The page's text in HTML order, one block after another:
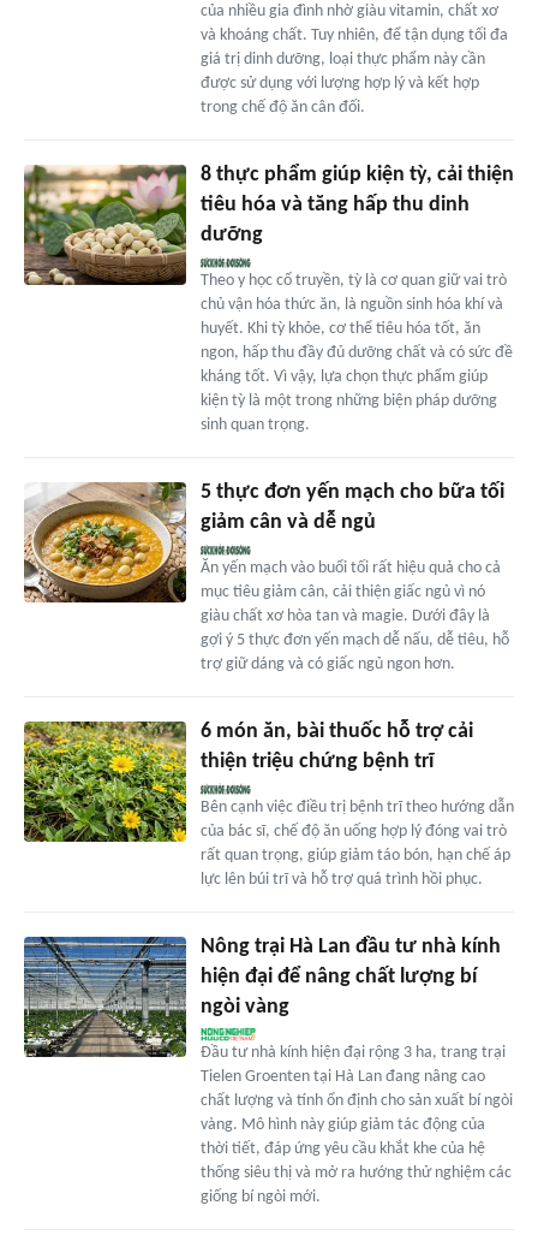
của nhiều gia đình nhờ giàu vitamin, chất xơ
và khoáng chất. Tuy nhiên, để tận dụng tối đa
giá trị dinh dưỡng, loại thực phẩm này cần
được sử dụng với lượng hợp lý và kết hợp
trong chế độ ăn cân đối.
8 thực phẩm giúp kiện tỳ, cải thiện
tiêu hóa và tăng hấp thu dinh
dưỡng
Theo y học cổ truyền, tỳ là cơ quan giữ vai trò
chủ vận hóa thức ăn, là nguồn sinh hóa khí và
huyết. Khi tỳ khỏe, cơ thể tiêu hóa tốt, ăn
ngon, hấp thu đầy đủ dưỡng chất và có sức đề
kháng tốt. Vì vậy, lựa chọn thực phẩm giúp
kiện tỳ là một trong những biện pháp dưỡng
sinh quan trọng.
5 thực đơn yến mạch cho bữa tối
giảm cân và dễ ngủ
Ăn yến mạch vào buổi tối rất hiệu quả cho cả
mục tiêu giảm cân, cải thiện giấc ngủ vì nó
giàu chất xơ hòa tan và magie. Dưới đây là
gợi ý 5 thực đơn yến mạch dễ nấu, dễ tiêu, hỗ
trợ giữ dáng và có giấc ngủ ngon hơn.
6 món ăn, bài thuốc hỗ trợ cải
thiện triệu chứng bệnh trĩ
Bên cạnh việc điều trị bệnh trĩ theo hướng dẫn
của bác sĩ, chế độ ăn uống hợp lý đóng vai trò
rất quan trọng, giúp giảm táo bón, hạn chế áp
lực lên búi trĩ và hỗ trợ quá trình hồi phục.
Nông trại Hà Lan đầu tư nhà kính
hiện đại để nâng chất lượng bí
ngòi vàng
Đầu tư nhà kính hiện đại rộng 3 ha, trang trại
Tielen Groenten tại Hà Lan đang nâng cao
chất lượng và tính ổn định cho sản xuất bí ngòi
vàng. Mô hình này giúp giảm tác động của
thời tiết, đáp ứng yêu cầu khắt khe của hệ
thống siêu thị và mở ra hướng thử nghiệm các
giống bí ngòi mới.